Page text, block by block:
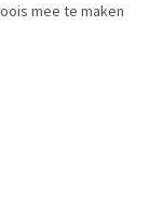
mee te maken